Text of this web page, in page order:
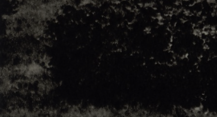
Adsense - F1 World - 50s